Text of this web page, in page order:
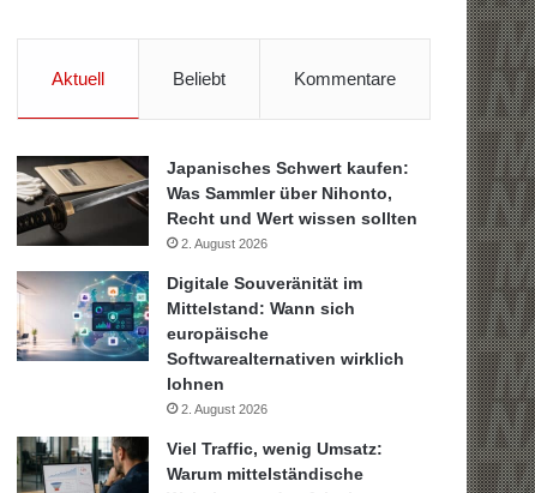
Aktuell Beliebt Kommentare
Japanisches Schwert kaufen:
Was Sammler über Nihonto,
Recht und Wert wissen sollten
2. August 2026
Digitale Souveränität im
Mittelstand: Wann sich
europäische
Softwarealternativen wirklich
lohnen
2. August 2026
Viel Traffic, wenig Umsatz:
Warum mittelständische